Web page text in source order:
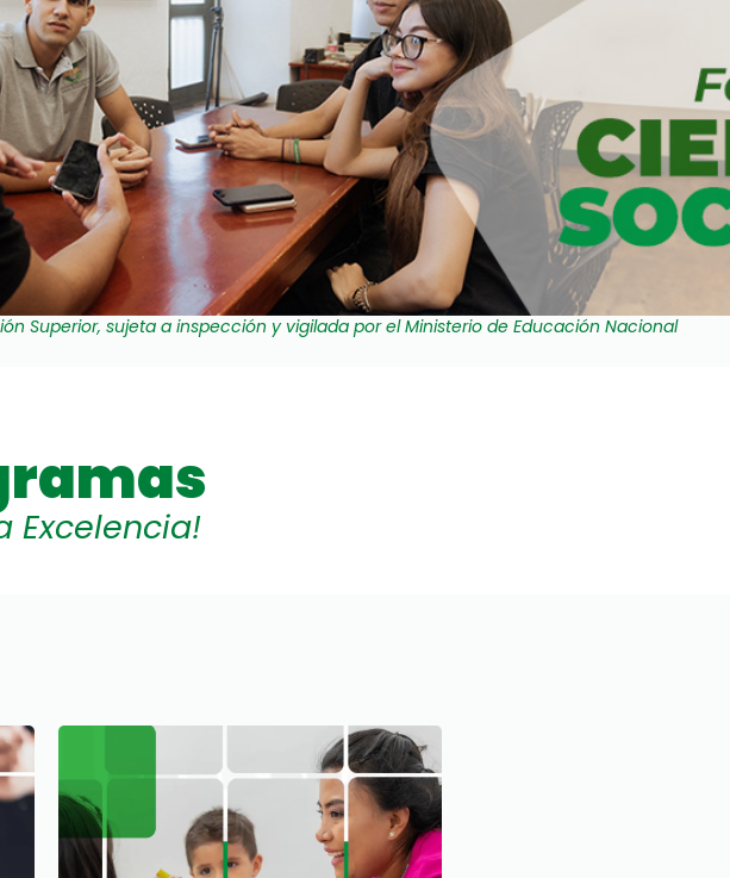
Superior, sujeta a inspección y vigilada por el Ministerio de Educación Nacional
Excelencia!